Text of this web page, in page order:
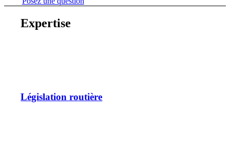
Expertise
Législation routière